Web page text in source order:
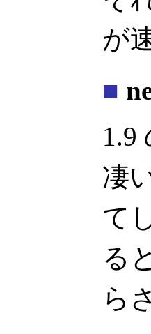
が
■
1.9
凄
て
る
ら